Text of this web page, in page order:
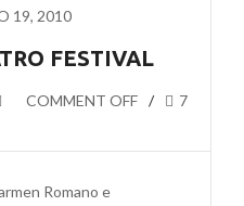
19, 2010
FESTIVAL
COMMENT OFF 7
Romano e